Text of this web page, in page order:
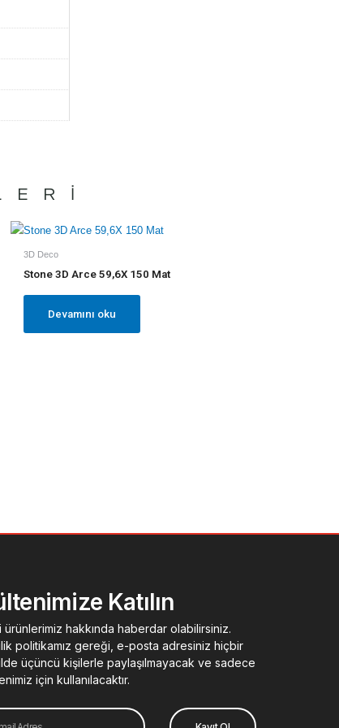
3D Deco
Stone 3D Arce 59,6X 150 Mat
Devamını oku
Katılın
ürünlerimiz hakkında haberdar olabilirsiniz.
politikamız gereği, e-posta adresiniz hiçbir
üçüncü kişilerle paylaşılmayacak ve sadece
için kullanılacaktır.